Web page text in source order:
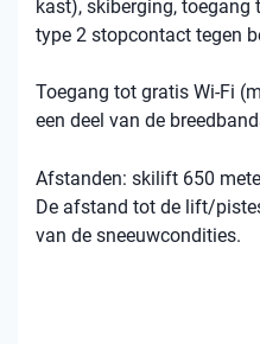
kast), skiberging,
type 2 stopcontact tegen
Toegang tot gratis Wi-Fi
een deel van de
Afstanden: skilift 650
De afstand tot de lift/
van de sneeuwcondities.